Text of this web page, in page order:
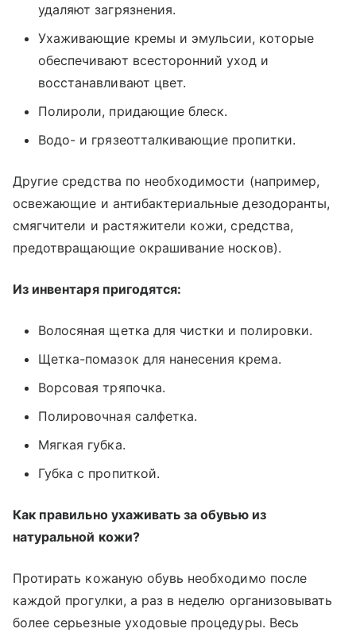
удаляют загрязнения.
Ухаживающие кремы и эмульсии, которые
обеспечивают всесторонний уход и
восстанавливают цвет.
Полироли, придающие блеск.
Водо- и грязеотталкивающие пропитки.
Другие средства по необходимости (например,
освежающие и антибактериальные дезодоранты,
смягчители и растяжители кожи, средства,
предотвращающие окрашивание носков).
Из инвентаря пригодятся:
Волосяная щетка для чистки и полировки.
Щетка-помазок для нанесения крема.
Ворсовая тряпочка.
Полировочная салфетка.
Мягкая губка.
Губка с пропиткой.
Как правильно ухаживать за обувью из
натуральной кожи?
Протирать кожаную обувь необходимо после
каждой прогулки, а раз в неделю организовывать
более серьезные уходовые процедуры. Весь